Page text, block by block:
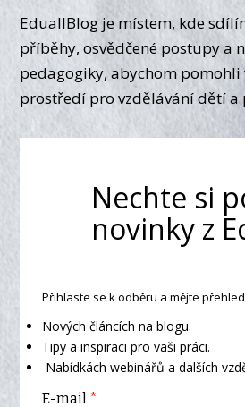
EduallBlog je místem, kde
příběhy, osvědčené postupy a
pedagogiky, abychom pomohli
prostředí pro vzdělávání dětí
Nechte si
novinky z
Přihlaste se k odběru a mějte
Nových článcích na blogu.
Tipy a inspiraci pro vaši práci.
Nabídkách webinářů a dalších
E-mail *